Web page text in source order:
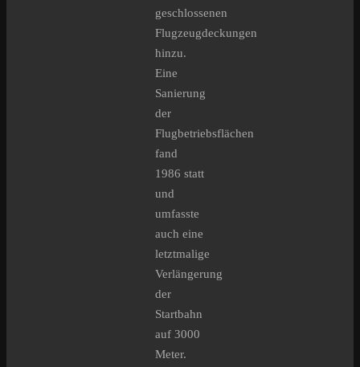
geschlossenen
Flugzeugdeckungen
hinzu.
Eine
Sanierung
der
Flugbetriebsflächen
fand
1986 statt
und
umfasste
auch eine
letztmalige
Verlängerung
der
Startbahn
auf 3000
Meter.